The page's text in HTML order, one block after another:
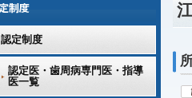
認定制度
認定医・歯周病専門医・指導
医一覧